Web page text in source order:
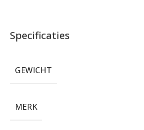
Specificaties
GEWICHT
MERK